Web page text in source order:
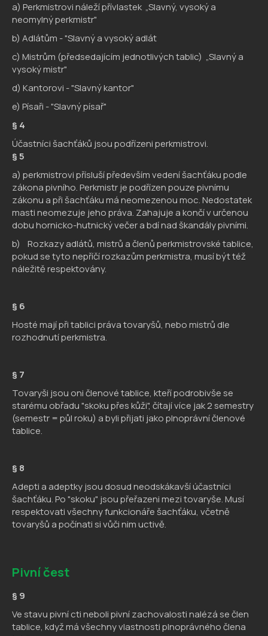
a) Perkmistrovi náleží přívlastek „Slavný, vysoký a
neomylný perkmistr"
b) Adlátům - "Slavný a vysoký adlát
c) Mistrům (předsedajícím jednotlivých tablic) „Slavný a
vysoký mistr"
d) Kantorovi - "Slavný kantor"
e) Písaři - "Slavný písař"
§ 4
Účastníci šachťáků jsou podřízeni perkmistrovi.
§ 5
a) perkmistrovi přísluší především vedení šachťáku podle
zákona pivního. Perkmistr je podřízen pouze pivnímu
zákonu a při šachťáku má neomezenou moc. Nedostatek
masti neomezuje jeho práva. Zahajuje a končí v určenou
dobu hornicko-hutnický večer a bdí nad škandály pivními.
b) Rozkazy adlátů, mistrů a členů perkmistrovské tablice,
pokud se tyto nepříčí rozkazům perkmistra, musí být též
náležitě respektovány.
§ 6
Hosté mají při tablici práva tovaryšů, nebo mistrů dle
rozhodnutí perkmistra.
§ 7
Tovaryši jsou oni členové tablice, kteří podrobivše se
starému obřadu "skoku přes kůži", čítají více jak 2 semestry
(semestr = půl roku) a byli přijati jako plnoprávní členové
tablice.
§ 8
Adepti a adeptky jsou dosud neodskákavší účastníci
šachťáku. Po "skoku" jsou přeřazeni mezi tovaryše. Musí
respektovati všechny funkcionáře šachťáku, včetně
tovaryšů a počínati si vůči nim uctivě.
Pivní čest
§ 9
Ve stavu pivní cti neboli pivní zachovalosti nalézá se člen
tablice, když má všechny vlastnosti plnoprávného člena